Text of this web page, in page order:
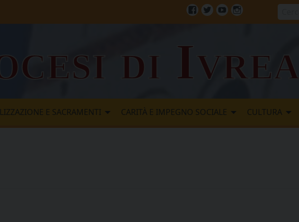
di Ivrea
E SACRAMENTI CARITÀ E IMPEGNO SOCIALE CULTURA